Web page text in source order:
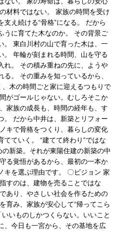
材料ではない。 家族の時間を受け
支え続ける“骨格”になる。 だから
うに育てた木なのか。 その背景ご
。 東白川村の山で育った木は、一
。 年輪が刻まれる時間、山を守る
れ。 その積み重ねの先に、ようや
。 その重みを知っているから、
、木の時間ごと家に迎えるつもりで
がゴールじゃない。むしろそこか
家族の成長も、時間の経年も、す
。 だから中井は、新築とリフォー
キで骨格をつくり、暮らしの変化
ていく。 “建てて終わり”ではな
の新築。それが東陽住建の新築の中
る覚悟があるから、最初の一本か
キを選ぶ理由です。 〇ビジョン 家
すのは、建物を売ることではな
あり、やさしい社会を作るための
育み、家族が安心して“帰ってこら
いものしかつくらない。いいこと
、今日も一宮から、その基地を広